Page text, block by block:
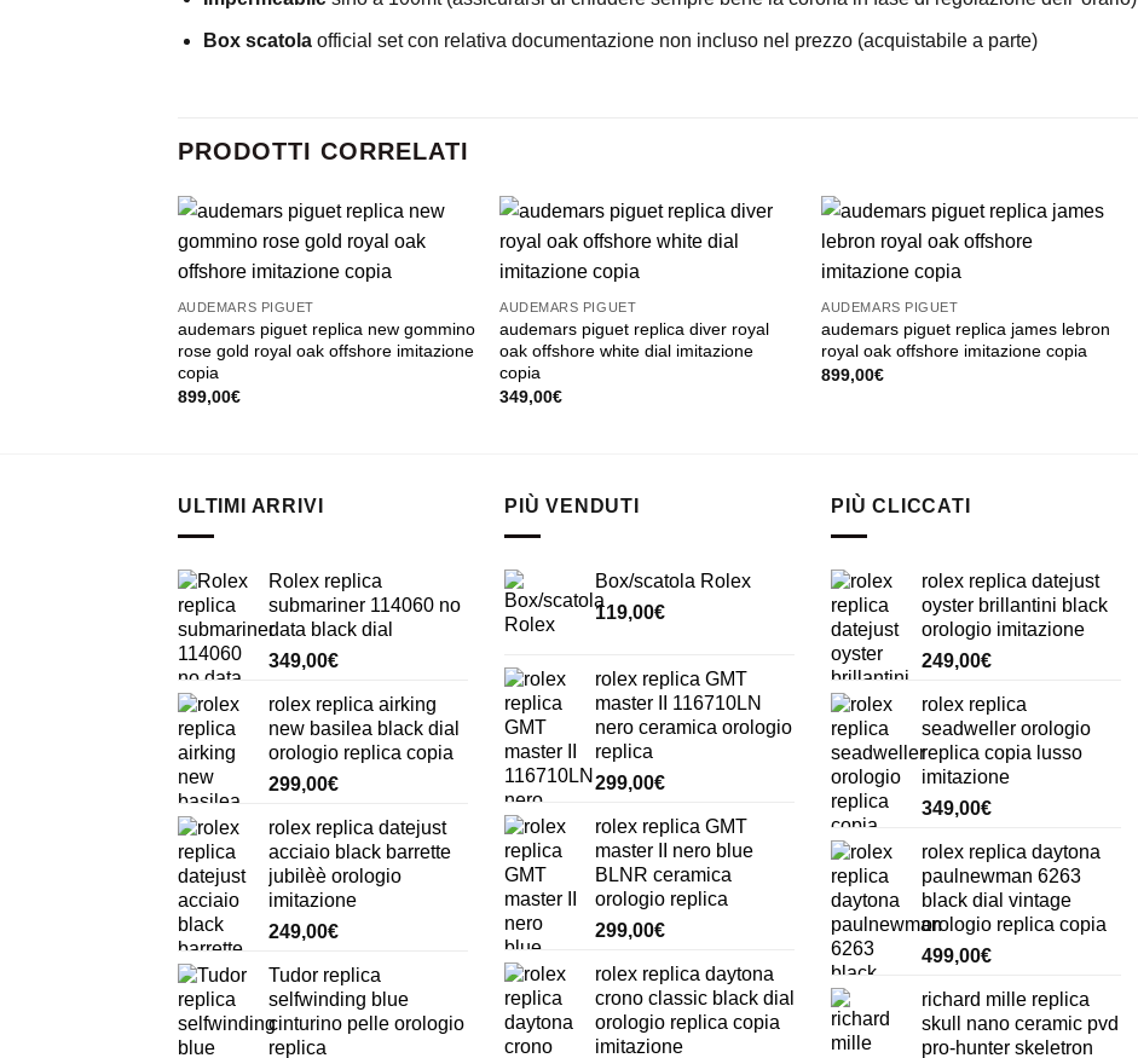
Box scatolaofficial set con relativa documentazione non incluso nel prezzo (acquistabile a parte)
PRODOTTI CORRELATI
AUDEMARS PIGUET
audemars piguet replica new gommino
rose gold royal oak offshore imitazione
copia
899,00€
AUDEMARS PIGUET
audemars piguet replica diver royal
oak offshore white dial imitazione
copia
349,00€
AUDEMARS PIGUET
audemars piguet replica james lebron
royal oak offshore imitazione copia
899,00€
ULTIMI ARRIVI
Rolex replica
submariner 114060 no
data black dial
349,00€
rolex replica airking
new basilea black dial
orologio replica copia
299,00€
rolex replica datejust
acciaio black barrette
jubilèè orologio
imitazione
249,00€
Tudor replica
selfwinding blue
cinturino pelle orologio
replica
PIÙ VENDUTI
Box/scatola Rolex
119,00€
rolex replica GMT
master II 116710LN
nero ceramica orologio
replica
299,00€
rolex replica GMT
master II nero blue
BLNR ceramica
orologio replica
299,00€
rolex replica daytona
crono classic black dial
orologio replica copia
imitazione
PIÙ CLICCATI
rolex replica datejust
oyster brillantini black
orologio imitazione
249,00€
rolex replica
seadweller orologio
replica copia lusso
imitazione
349,00€
rolex replica daytona
paulnewman 6263
black dial vintage
orologio replica copia
499,00€
richard mille replica
skull nano ceramic pvd
pro-hunter skeletron